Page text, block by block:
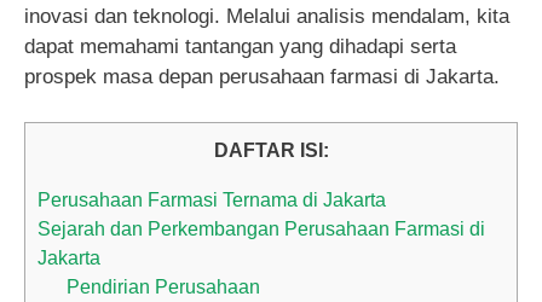
inovasi dan teknologi. Melalui analisis mendalam, kita
dapat memahami tantangan yang dihadapi serta
prospek masa depan perusahaan farmasi di Jakarta.
DAFTAR ISI:
Perusahaan Farmasi Ternama di Jakarta
Sejarah dan Perkembangan Perusahaan Farmasi di
Jakarta
Pendirian Perusahaan